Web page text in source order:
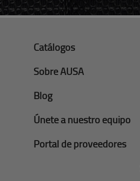
Catálogos
Sobre AUSA
Blog
Únete a nuestro equipo
Portal de proveedores